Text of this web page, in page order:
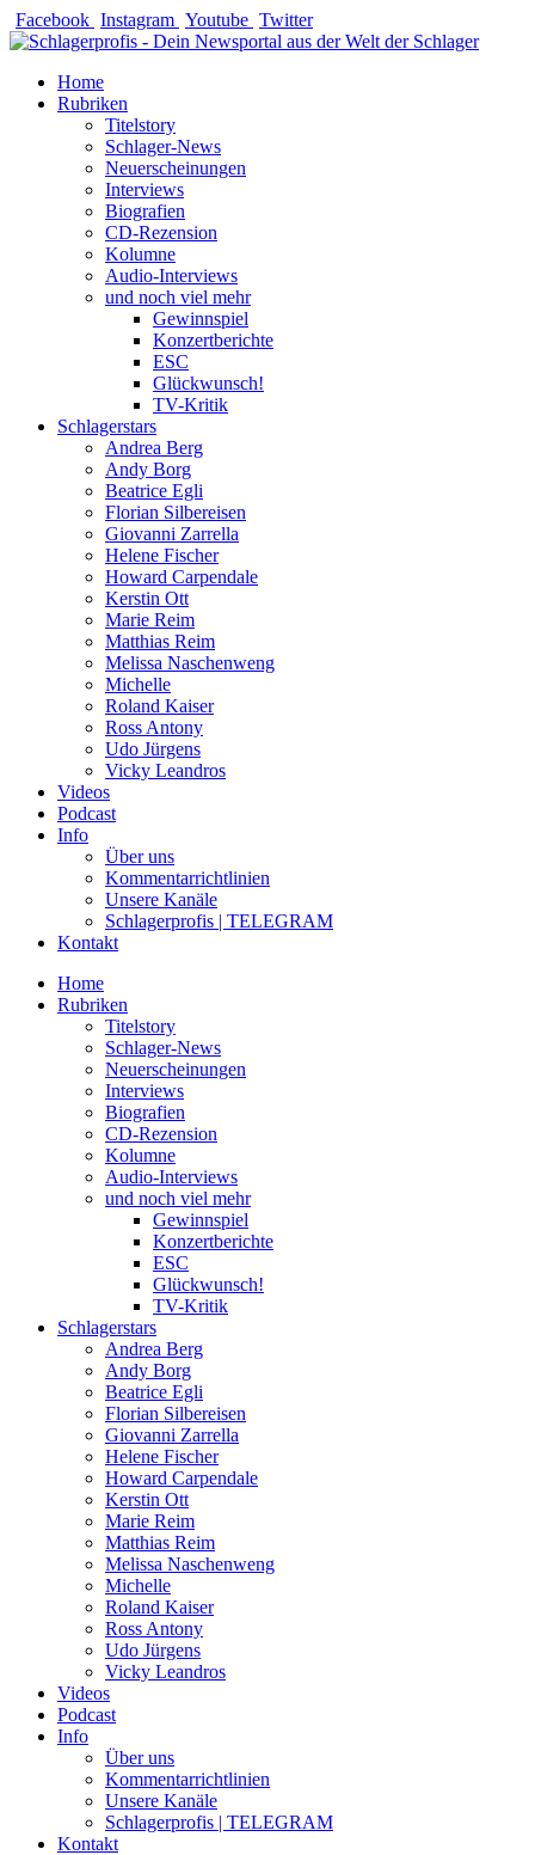
Zum
Inhalt
Facebook Instagram Youtube Twitter
Home
Rubriken
Titelstory
Schlager-News
Neuerscheinungen
Interviews
Biografien
CD-Rezension
Kolumne
Audio-Interviews
und noch viel mehr
Gewinnspiel
Konzertberichte
ESC
Glückwunsch!
TV-Kritik
Schlagerstars
Andrea Berg
Andy Borg
Beatrice Egli
Florian Silbereisen
Giovanni Zarrella
Helene Fischer
Howard Carpendale
Kerstin Ott
Marie Reim
Matthias Reim
Melissa Naschenweng
Michelle
Roland Kaiser
Ross Antony
Udo Jürgens
Vicky Leandros
Videos
Podcast
Info
Über uns
Kommentarrichtlinien
Unsere Kanäle
Schlagerprofis | TELEGRAM
Kontakt
Home
Rubriken
Titelstory
Schlager-News
Neuerscheinungen
Interviews
Biografien
CD-Rezension
Kolumne
Audio-Interviews
und noch viel mehr
Gewinnspiel
Konzertberichte
ESC
Glückwunsch!
TV-Kritik
Schlagerstars
Andrea Berg
Andy Borg
Beatrice Egli
Florian Silbereisen
Giovanni Zarrella
Helene Fischer
Howard Carpendale
Kerstin Ott
Marie Reim
Matthias Reim
Melissa Naschenweng
Michelle
Roland Kaiser
Ross Antony
Udo Jürgens
Vicky Leandros
Videos
Podcast
Info
Über uns
Kommentarrichtlinien
Unsere Kanäle
Schlagerprofis | TELEGRAM
Kontakt